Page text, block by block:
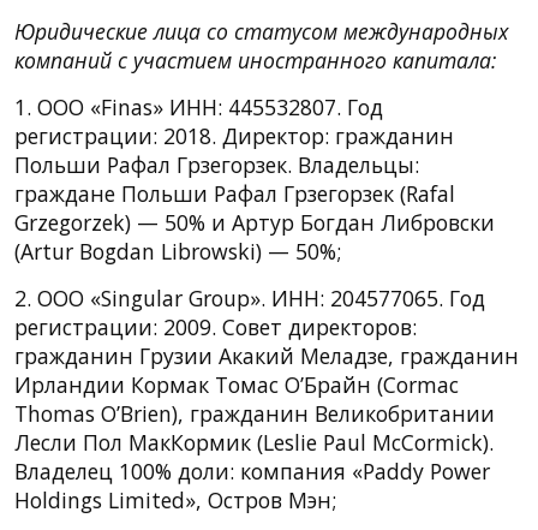
Юридические лица со статусом международных
компаний с участием иностранного капитала:
1. ООО «Finas» ИНН: 445532807. Год
регистрации: 2018. Директор: гражданин
Польши Рафал Грзегорзек. Владельцы:
граждане Польши Рафал Грзегорзек (Rafal
Grzegorzek) — 50% и Артур Богдан Либровски
(Artur Bogdan Librowski) — 50%;
2. ООО «Singular Group». ИНН: 204577065. Год
регистрации: 2009. Совет директоров:
гражданин Грузии Акакий Меладзе, гражданин
Ирландии Кормак Томас О’Брайн (Cormac
Thomas O’Brien), гражданин Великобритании
Лесли Пол МакКормик (Leslie Paul McCormick).
Владелец 100% доли: компания «Paddy Power
Holdings Limited», Остров Мэн;